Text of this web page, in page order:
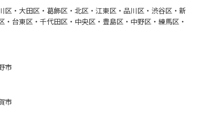
区・大田区・葛飾区・北区・江東区・品川区・渋谷区・新
・台東区・千代田区・中央区・豊島区・中野区・練馬区・
市
市